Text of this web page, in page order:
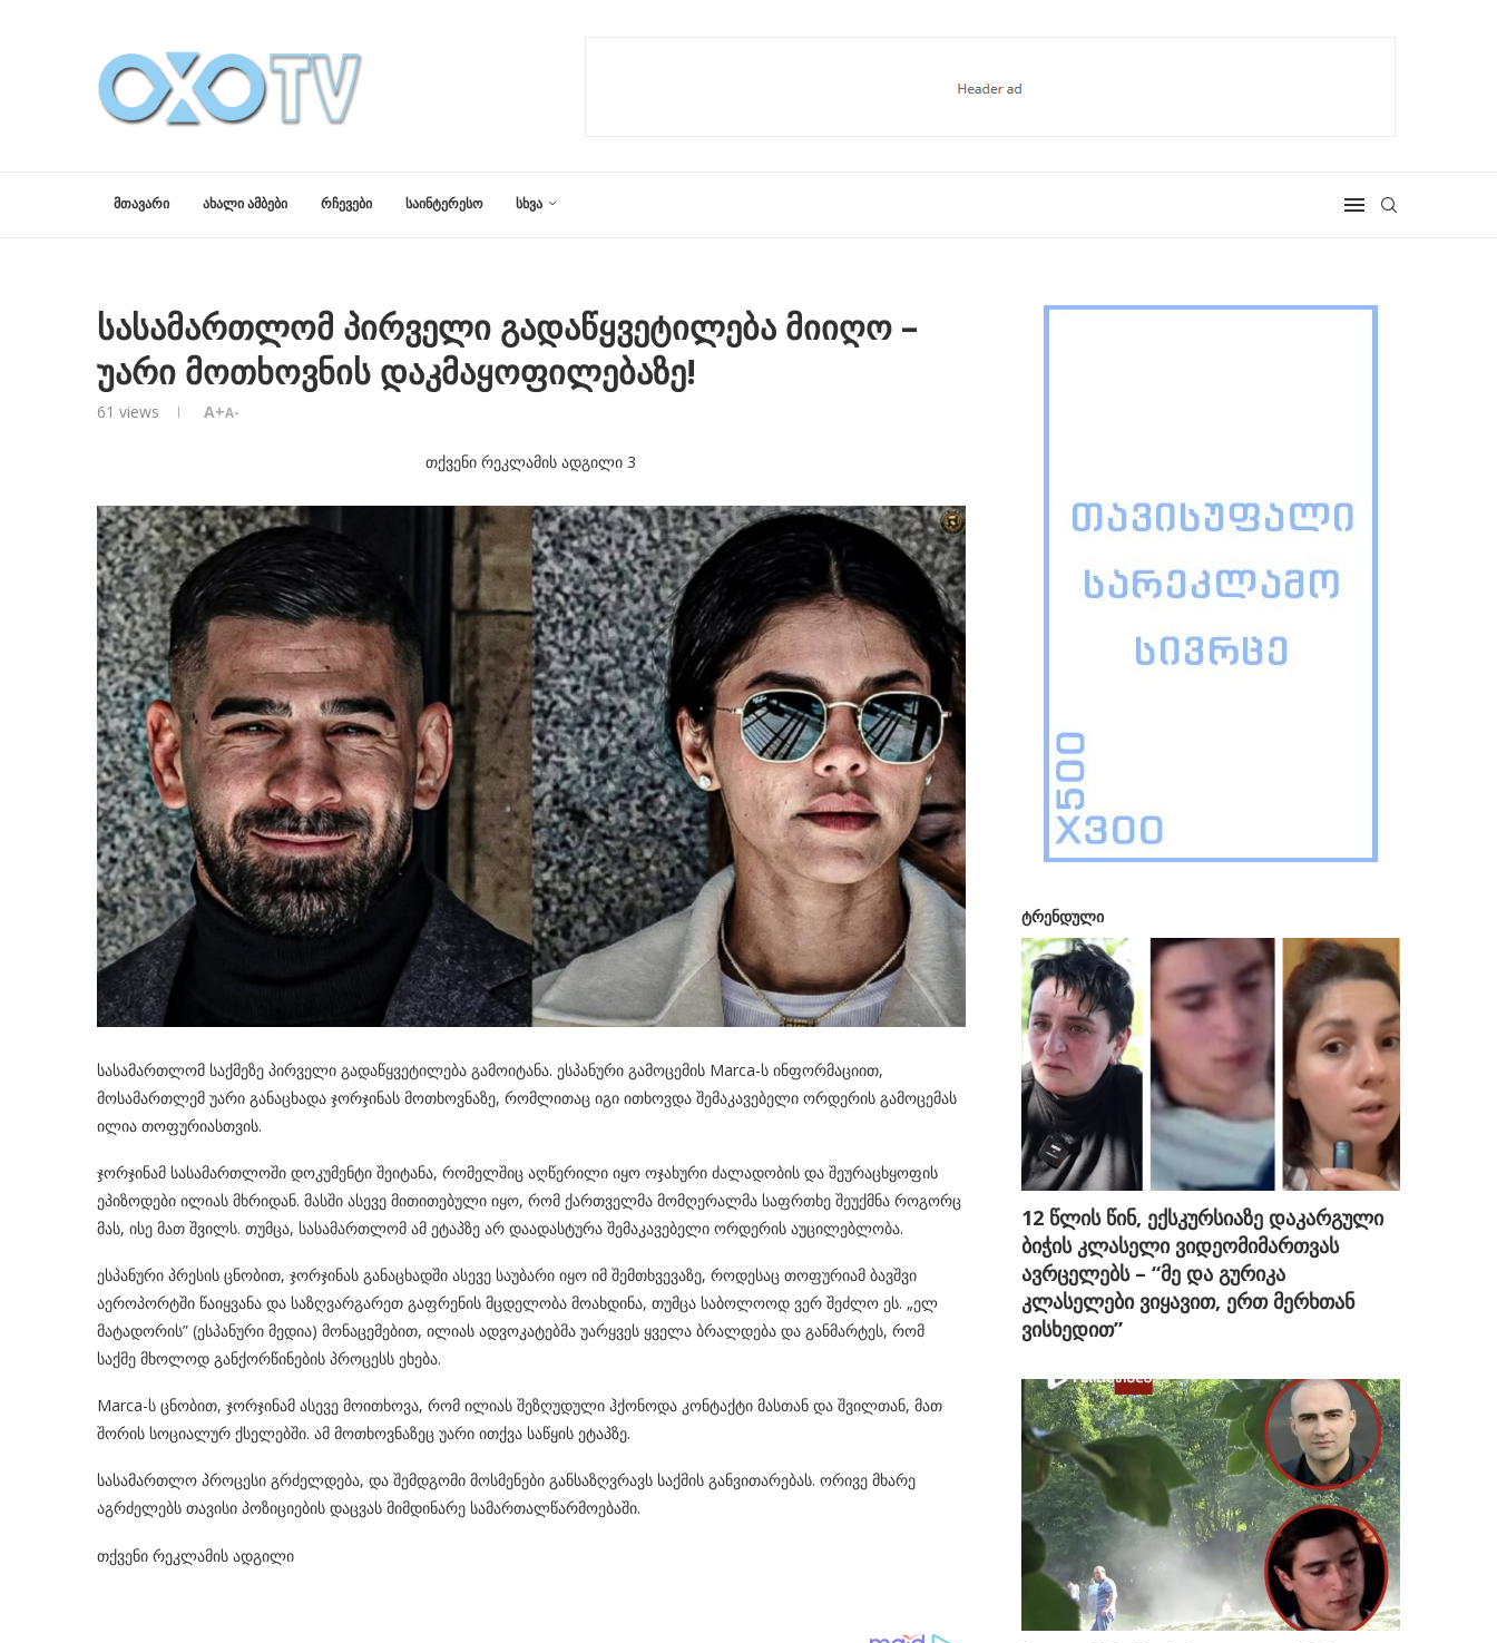
ᲛᲗᲐᲕᲐᲠᲘ ᲐᲮᲐᲚᲘ ᲐᲛᲑᲔᲑᲘ ᲠᲩᲔᲕᲔᲑᲘ ᲡᲐᲘᲜᲢᲔᲠᲔᲡᲝ ᲡᲮᲕᲐ
სასამართლომ პირველი გადაწყვეტილება მიიღო –
უარი მოთხოვნის დაკმაყოფილებაზე!
61 views A+A-
თქვენი რეკლამის ადგილი 3
სასამართლომ საქმეზე პირველი გადაწყვეტილება გამოიტანა. ესპანური გამოცემის Marca-ს ინფორმაციით,
მოსამართლემ უარი განაცხადა ჯორჯინას მოთხოვნაზე, რომლითაც იგი ითხოვდა შემაკავებელი ორდერის გამოცემას
ილია თოფურიასთვის.
ჯორჯინამ სასამართლოში დოკუმენტი შეიტანა, რომელშიც აღწერილი იყო ოჯახური ძალადობის და შეურაცხყოფის
ეპიზოდები ილიას მხრიდან. მასში ასევე მითითებული იყო, რომ ქართველმა მომღერალმა საფრთხე შეუქმნა როგორც
მას, ისე მათ შვილს. თუმცა, სასამართლომ ამ ეტაპზე არ დაადასტურა შემაკავებელი ორდერის აუცილებლობა.
ესპანური პრესის ცნობით, ჯორჯინას განაცხადში ასევე საუბარი იყო იმ შემთხვევაზე, როდესაც თოფურიამ ბავშვი
აეროპორტში წაიყვანა და საზღვარგარეთ გაფრენის მცდელობა მოახდინა, თუმცა საბოლოოდ ვერ შეძლო ეს. „ელ
მატადორის” (ესპანური მედია) მონაცემებით, ილიას ადვოკატებმა უარყვეს ყველა ბრალდება და განმარტეს, რომ
საქმე მხოლოდ განქორწინების პროცესს ეხება.
Marca-ს ცნობით, ჯორჯინამ ასევე მოითხოვა, რომ ილიას შეზღუდული ჰქონოდა კონტაქტი მასთან და შვილთან, მათ
შორის სოციალურ ქსელებში. ამ მოთხოვნაზეც უარი ითქვა საწყის ეტაპზე.
სასამართლო პროცესი გრძელდება, და შემდგომი მოსმენები განსაზღვრავს საქმის განვითარებას. ორივე მხარე
აგრძელებს თავისი პოზიციების დაცვას მიმდინარე სამართალწარმოებაში.
თქვენი რეკლამის ადგილი
ტრენდული
12 წლის წინ, ექსკურსიაზე დაკარგული
ბიჭის კლასელი ვიდეომიმართვას
ავრცელებს – “მე და გურიკა
კლასელები ვიყავით, ერთ მერხთან
ვისხედით”